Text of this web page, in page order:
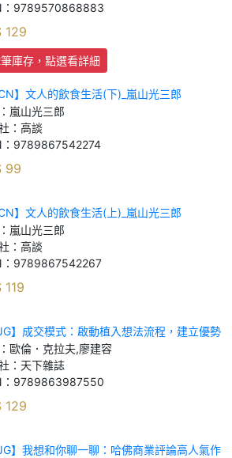
9789570868883
129
庫存，點選看詳細
】文人的飲食生活(下)_嵐山光三郎
嵐山光三郎
： 高談
9789867542274
99
】文人的飲食生活(上)_嵐山光三郎
嵐山光三郎
： 高談
9789867542267
119
】成交模式：啟動植入想法流程，建立優勢
從日常談判到高額募資，都能讓對方主動說
_歐倫．克拉夫, 廖建容
歐倫．克拉夫,廖建容
： 天下雜誌
9789863987550
129
】我想和你聊一聊：哈佛商業評論高人氣作